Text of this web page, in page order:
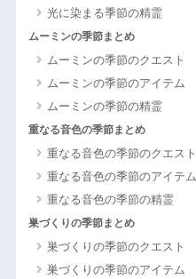
光に染まる季節の精霊
ムーミンの季節まとめ
ムーミンの季節のクエスト
ムーミンの季節のアイテム
ムーミンの季節の精霊
重なる音色の季節まとめ
重なる音色の季節のクエスト
重なる音色の季節のアイテム
重なる音色の季節の精霊
巣づくりの季節まとめ
巣づくりの季節のクエスト
巣づくりの季節のアイテム